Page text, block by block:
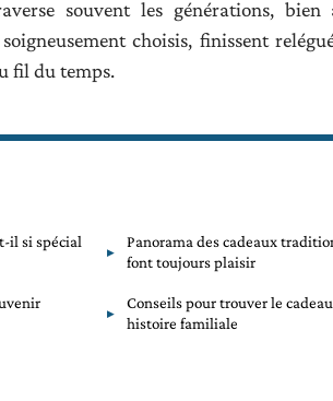
souvent les générations,
choisis, finissent
fil du temps.
il si spécial
Panorama des cadeaux
font toujours plaisir
Conseils pour trouver le
histoire familiale